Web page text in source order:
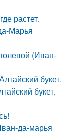
растет.
Марья
(Иван-
букет.
букет,
да-марья